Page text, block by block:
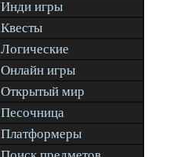
Инди игры
Квесты
Логические
Онлайн игры
Открытый мир
Песочница
Платформеры